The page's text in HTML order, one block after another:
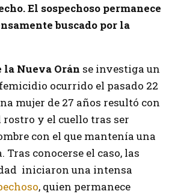
El sospechoso permanece
buscado por la
la Nueva Orán se investiga un
ocurrido el pasado 22
mujer de 27 años resultó con
rostro y el cuello tras ser
con el que mantenía una
Tras conocerse el caso, las
iniciaron una intensa
, quien permanece